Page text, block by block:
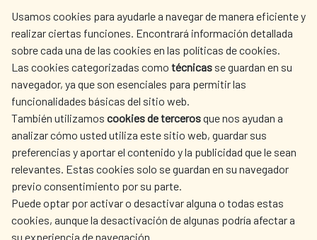
Usamos cookies para ayudarle a navegar de manera eficiente y
realizar ciertas funciones. Encontrará información detallada
sobre cada una de las cookies en las políticas de cookies.
Las cookies categorizadas como técnicas se guardan en su
navegador, ya que son esenciales para permitir las
funcionalidades básicas del sitio web.
También utilizamos cookies de tercerosque nos ayudan a
analizar cómo usted utiliza este sitio web, guardar sus
preferencias y aportar el contenido y la publicidad que le sean
relevantes. Estas cookies solo se guardan en su navegador
previo consentimiento por su parte.
Puede optar por activar o desactivar alguna o todas estas
cookies, aunque la desactivación de algunas podría afectar a
su experiencia de navegación.
AECID
WHERE DO WE COOPERATE?
SPANISH HUMANITARIAN
ACTION
PRESS ROOM
CULTURE AND SCIENCE LIBRARY
OUR SOCIAL MEDIA